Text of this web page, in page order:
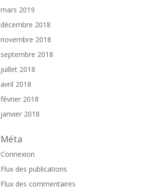
mars 2019
décembre 2018
novembre 2018
septembre 2018
juillet 2018
avril 2018
février 2018
janvier 2018
Méta
Connexion
Flux des publications
Flux des commentaires